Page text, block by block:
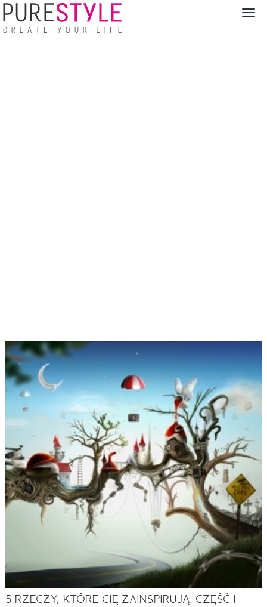
5 RZECZY, KTÓRE CIĘ ZAINSPIRUJĄ. CZĘŚĆ I